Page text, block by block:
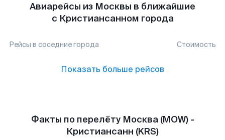
Авиарейсы из Москвы в ближайшие
с Кристиансанном города
Рейсы в соседние города Стоимость
Показать больше рейсов
Факты по перелёту Москва (MOW) -
Кристиансанн (KRS)